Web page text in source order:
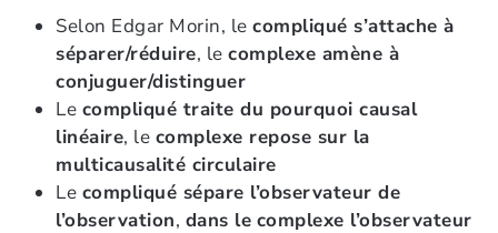
Selon Edgar Morin, le compliqué s’attache à
séparer/réduire, le complexe amène à
conjuguer/distinguer
Le compliqué traite du pourquoi causal
linéaire, le complexe repose sur la
multicausalité circulaire
Le compliqué sépare l’observateur de
l’observation, dans le complexe l’observateur